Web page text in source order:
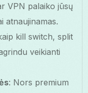
VPN palaiko jūsų
atnaujinamas.
kill switch, split
veikianti
: Nors premium